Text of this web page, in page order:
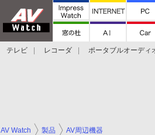
テレビ レコーダ ポータブルオーディ
AV Watch 製品 AV周辺機器